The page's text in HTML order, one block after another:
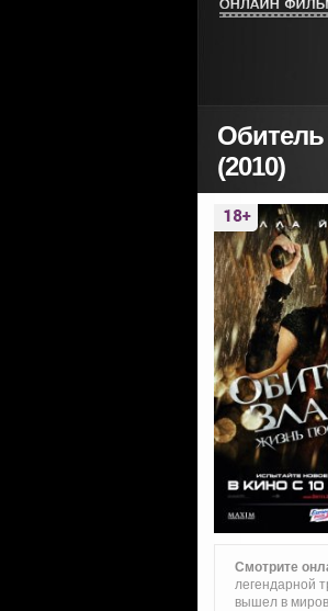
Обитель
(2010)
Смотрите
легендарной
вышел в